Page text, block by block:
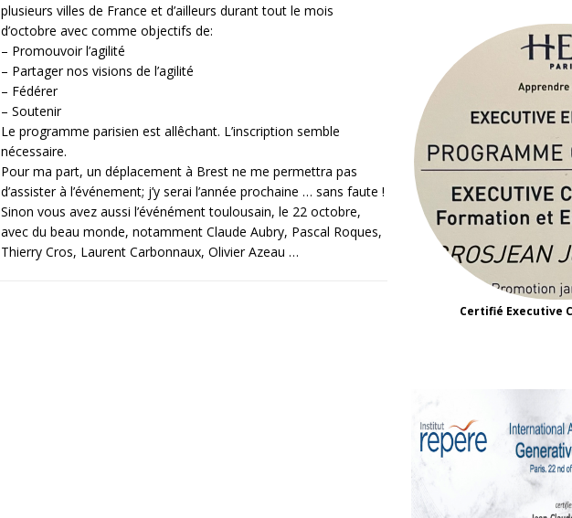
plusieurs villes de France et d’ailleurs durant tout le mois
d’octobre avec comme objectifs de:
– Promouvoir l’agilité
– Partager nos visions de l’agilité
– Fédérer
– Soutenir
Le programme parisien est allêchant. L’inscription semble
nécessaire.
Pour ma part, un déplacement à Brest ne me permettra pas
d’assister à l’événement; j’y serai l’année prochaine … sans faute !
Sinon vous avez aussi l’événément toulousain, le 22 octobre,
avec du beau monde, notamment Claude Aubry, Pascal Roques,
Thierry Cros, Laurent Carbonnaux, Olivier Azeau …
Certifié Executive